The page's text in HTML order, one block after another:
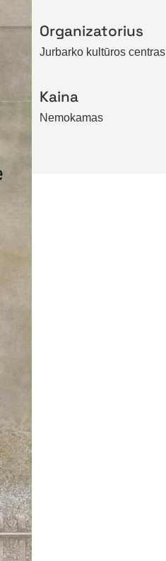
Organizatorius
Jurbarko kultūros centras
Kaina
Nemokamas